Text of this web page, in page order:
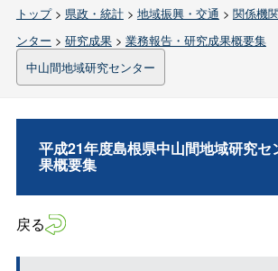
トップ> 県政・統計> 地域振興・交通 > 関係機
ンター > 研究成果> 業務報告・研究成果概要集
中山間地域研究センター
平成21年度島根県中山間地域研究セ
果概要集
戻る